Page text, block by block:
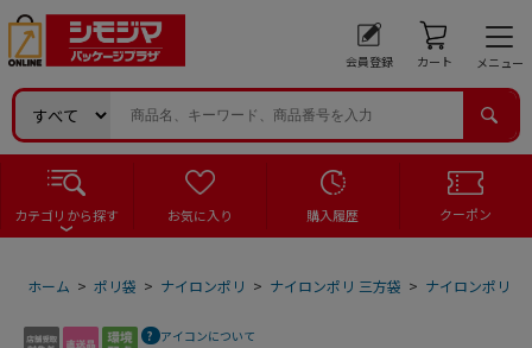
会員登録 カート メニュー
カテゴリから探す お気に入り 購入履歴 クーポン
ホーム > ポリ袋 > ナイロンポリ > ナイロンポリ 三方袋 > ナイロンポリ
アイコンについて